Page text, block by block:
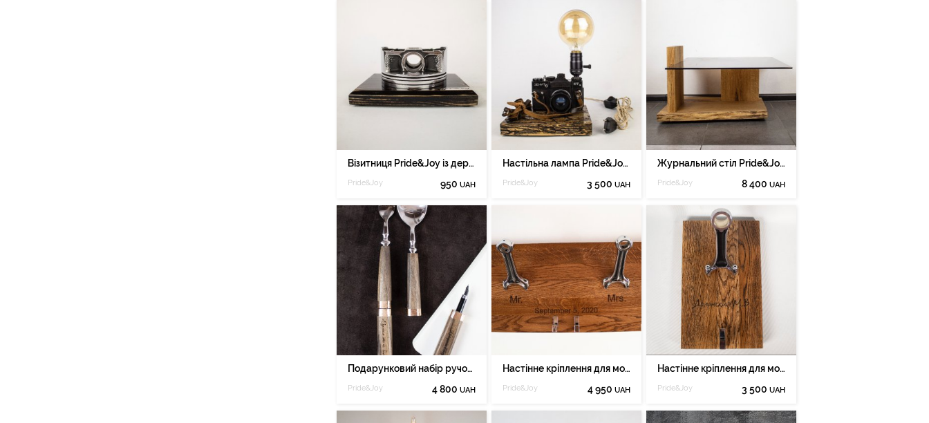
Візитниця Pride&Joy із дерева та авто запчастини 02wiz2
Pride&Joy 950 UAH
Настільна лампа Pride&Joy з вінтажним фотоапаратом 02gllich
Pride&Joy 3 500 UAH
Журнальний стіл Pride&Joy із натурального дерева 07tbl
Pride&Joy 8 400 UAH
Подарунковий набір ручок Pride&Joy Сhef
Pride&Joy 4 800 UAH
Настінне кріплення для мото шолому Pride&Joy 07R
Pride&Joy 4 950 UAH
Настінне кріплення для мото шолому Pride&Joy
Pride&Joy 3 500 UAH